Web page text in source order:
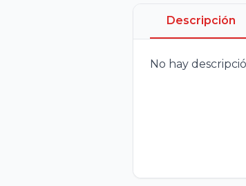
Descripción
No hay